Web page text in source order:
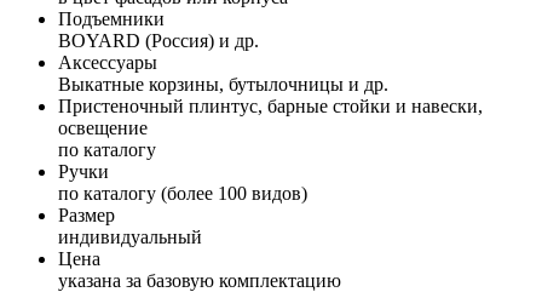
Подъемники
BOYARD (Россия) и др.
Аксессуары
Выкатные корзины, бутылочницы и др.
Пристеночный плинтус, барные стойки и навески,
освещение
по каталогу
Ручки
по каталогу (более 100 видов)
Размер
индивидуальный
Цена
указана за базовую комплектацию